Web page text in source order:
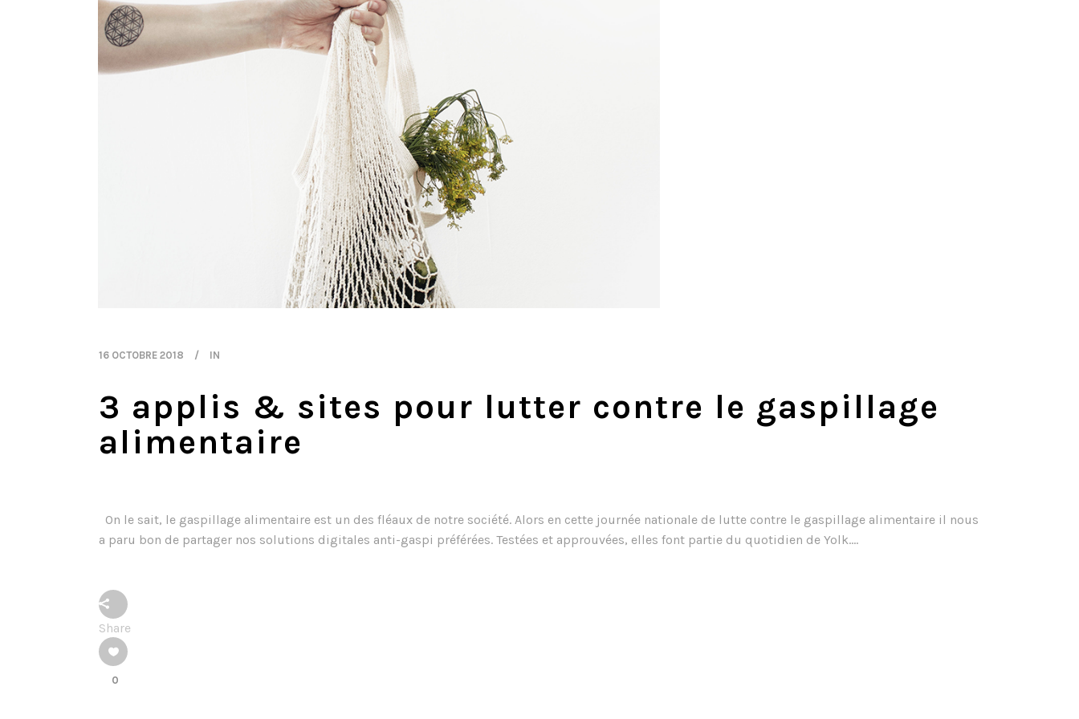
16 OCTOBRE 2018 IN
3 applis & sites pour lutter contre le gaspillage
alimentaire
On le sait, le gaspillage alimentaire est un des fléaux de notre société. Alors en cette journée nationale de lutte contre le gaspillage alimentaire il nous
a paru bon de partager nos solutions digitales anti-gaspi préférées. Testées et approuvées, elles font partie du quotidien de Yolk....
Share
0